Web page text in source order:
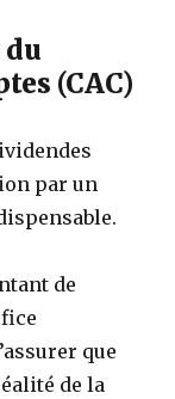
(CAC)
par un
de
que
de la